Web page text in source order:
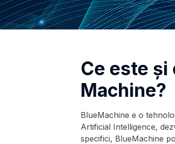
Ce este şi
Machine?
BlueMachine e o
Artificial Intelligence,
specifici, BlueMachine